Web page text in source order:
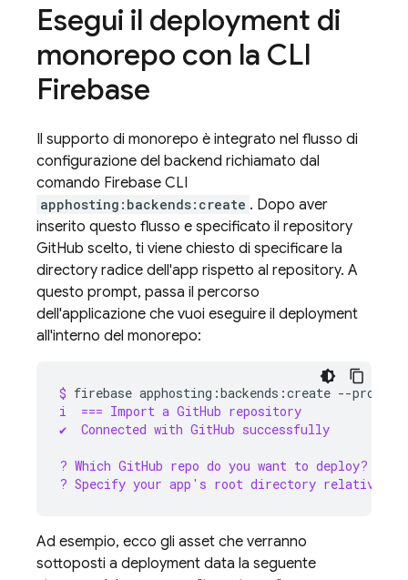
Esegui il deployment di
monorepo con la CLI
Firebase
Il supporto di monorepo è integrato nel flusso di
configurazione del backend richiamato dal
comando Firebase CLI
apphosting:backends:create . Dopo aver
inserito questo flusso e specificato il repository
GitHub scelto, ti viene chiesto di specificare la
directory radice dell'app rispetto al repository. A
questo prompt, passa il percorso
dell'applicazione che vuoi eseguire il deployment
all'interno del monorepo:
$ firebase apphosting:backends:create --project
i  === Import a GitHub repository
✔  Connected with GitHub successfully
? Which GitHub repo do you want to deploy? gh-
? Specify your app's root directory relative to
Ad esempio, ecco gli asset che verranno
sottoposti a deployment data la seguente